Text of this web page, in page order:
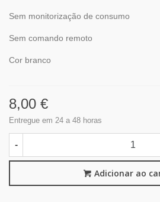
Sem monitorização de consumo
Sem comando remoto
Cor branco
8,00 €
Entregue em 24 a 48 horas
-
Adicionar ao